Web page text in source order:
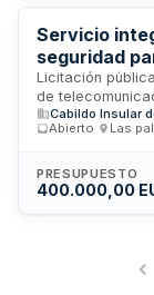
prestación
municipales con
Servicio
seguridad
Licitación
de
Gestión
Gran Canaria.
avanzadas y
euros, e
soporte técnico
Cabildo Insular
Abierto
Las
PRESUPUESTO
400.000,00